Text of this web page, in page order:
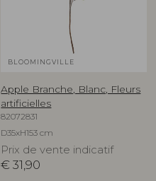
BLOOMINGVILLE
Apple Branche, Blanc, Fleurs
artificielles
82072831
D35xH153 cm
Prix de vente indicatif
€ 31,90